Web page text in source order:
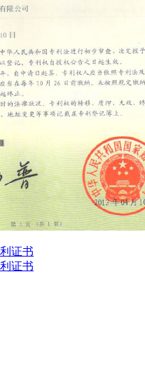
证书
证书